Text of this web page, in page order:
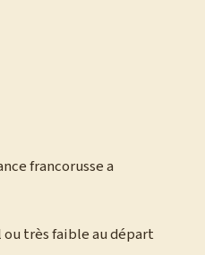
francorusse a
ou très faible au départ